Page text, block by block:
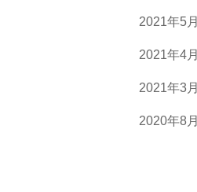
2021年5月
2021年4月
2021年3月
2020年8月